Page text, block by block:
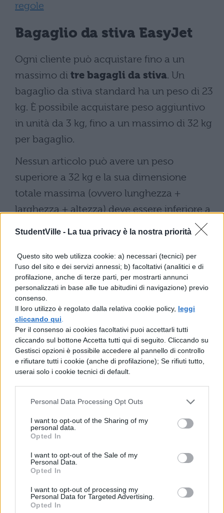
StudentVille - La tua privacy è la nostra priorità
Questo sito web utilizza cookie: a) necessari (tecnici) per
l'uso del sito e dei servizi annessi; b) facoltativi (analitici e di
profilazione, anche di terze parti, per mostrarti annunci
personalizzati in base alle tue abitudini di navigazione) previo
consenso.
Il loro utilizzo è regolato dalla relativa cookie policy, leggi
cliccando qui
Per il consenso ai cookies facoltativi puoi accettarli tutti
cliccando sul bottone Accetta tutti qui di seguito. Cliccando su
Gestisci opzioni è possibile accedere al pannello di controllo
e rifiutare tutti i cookie (anche di profilazione); Se rifiuti tutto,
userai solo i cookie tecnici di default.
Personal Data Processing Opt Outs
I want to opt-out of the Sharing of my
personal data.
Opted In
I want to opt-out of the Sale of my
Personal Data.
Opted In
I want to opt-out of processing my
Personal Data for Targeted Advertising.
Opted In
regole
Bagaglio da stiva EasyJet
Ogni cliente può acquistare fino a un
massimo di tre bagagli da stiva. Un
bagaglio da stiva standard ha un peso di 23
kg. È possibile acquistare peso aggiuntivo
in unità da 3 kg, fino a un massimo di 32 kg
per bagaglio.
Nessun articolo può avere un peso
superiore a 32 kg e la sua dimensione
totale massima (ovvero lunghezza +
larghezza + altezza) deve essere inferiore a
275 cm. Tra le diverse opzioni per i bagagli
Bagaglio da stiva fino a 15 kg (8.99 € –
45.99 €)
Bagaglio da stiva fino a 23 kg ( 11.99 €
– 55.99 € o 58 € al banco di consegna
bagagli)
Bagaglio 32 kg
Bagaglio a mano piccolo oversize
(oltre 45x36x20 cm e fino a 56x45x25
56x45x25 cm, 29 €
Bagaglio a mano grande oversize (oltre
56x45x25 cm), 58 €